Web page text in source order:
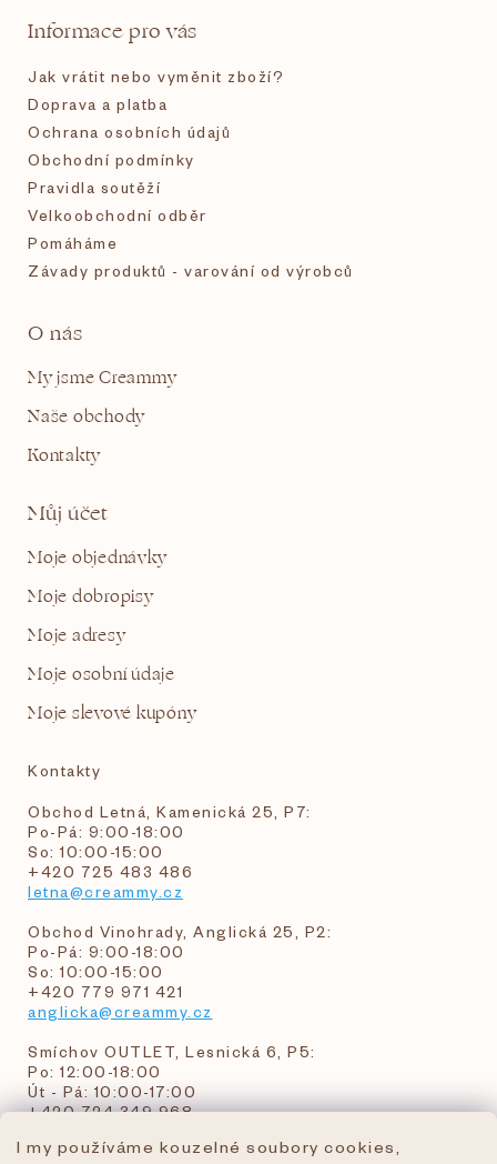
I my používáme kouzelné soubory cookies,
Informace pro vás
Jak vrátit nebo vyměnit zboží?
Doprava a platba
Ochrana osobních údajů
Obchodní podmínky
Pravidla soutěží
Velkoobchodní odběr
Pomáháme
Závady produktů - varování od výrobců
O nás
My jsme Creammy
Naše obchody
Kontakty
Můj účet
Moje objednávky
Moje dobropisy
Moje adresy
Moje osobní údaje
Moje slevové kupóny
Kontakty
Obchod Letná, Kamenická 25, P7:
Po-Pá: 9:00-18:00
So: 10:00-15:00
+420 725 483 486
letna@creammy.cz
Obchod Vinohrady, Anglická 25, P2:
Po-Pá: 9:00-18:00
So: 10:00-15:00
+420 779 971 421
anglicka@creammy.cz
Smíchov OUTLET, Lesnická 6, P5:
Po: 12:00-18:00
Út - Pá: 10:00-17:00
+420 724 349 968